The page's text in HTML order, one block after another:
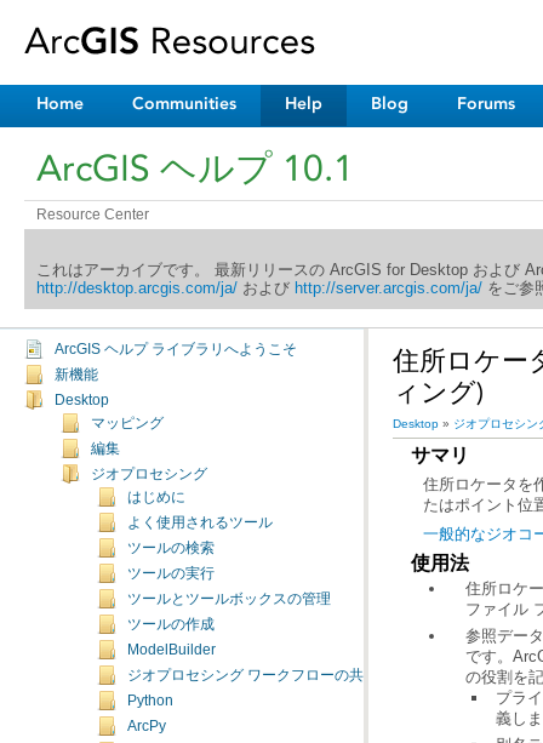
Home Communities Help Blog Forums
ArcGIS ヘルプ 10.1
Resource Center
これはアーカイブです。 最新リリースの ArcGIS for Desktop および
http://desktop.arcgis.com/ja/および http://server.arcgis.com/ja/をご参
ArcGIS ヘルプ ライブラリへようこそ
新機能
Desktop
マッピング
編集
ジオプロセシング
はじめに
よく使用されるツール
ツールの検索
ツールの実行
ツールとツールボックスの管理
ツールの作成
ModelBuilder
ジオプロセシング ワークフローの共有
Python
ArcPy
ィング)
Desktop » ジオプロセシン
サマリ
たはポイント位
一般的なジオコ
使用法
ファイル
の役割を
義し